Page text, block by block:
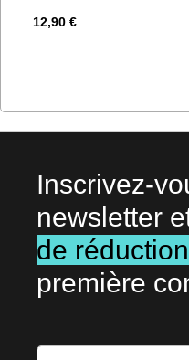
12,90 €
Inscrivez-
newsletter
de réduction
première